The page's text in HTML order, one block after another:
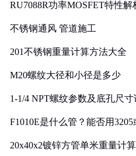
RU7088R功率MOSFET特性
不锈钢通风 管道施工
201不锈钢重量计算方法大全
M20螺纹大径和小径是多少
1-1/4 NPT螺纹参数及底孔尺寸
F1010E是什么管？能否用3205
20x40x2镀锌方管单米重量计